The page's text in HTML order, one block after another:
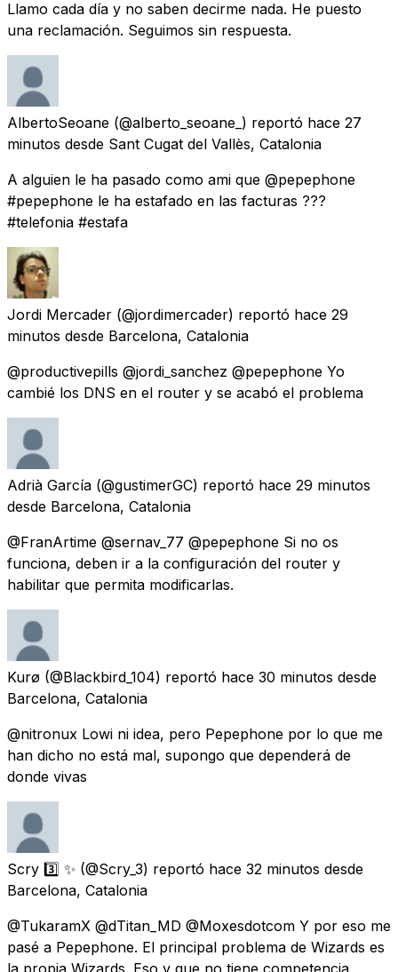
Llamo cada día y no saben decirme nada. He puesto
una reclamación. Seguimos sin respuesta.
AlbertoSeoane (@alberto_seoane_) reportó hace 27
minutos desde Sant Cugat del Vallès, Catalonia
A alguien le ha pasado como ami que @pepephone
#pepephone le ha estafado en las facturas ???
#telefonia #estafa
Jordi Mercader (@jordimercader) reportó hace 29
minutos desde Barcelona, Catalonia
@productivepills @jordi_sanchez @pepephone Yo
cambié los DNS en el router y se acabó el problema
Adrià García (@gustimerGC) reportó hace 29 minutos
desde Barcelona, Catalonia
@FranArtime @sernav_77 @pepephone Si no os
funciona, deben ir a la configuración del router y
habilitar que permita modificarlas.
Kurø (@Blackbird_104) reportó hace 30 minutos desde
Barcelona, Catalonia
@nitronux Lowi ni idea, pero Pepephone por lo que me
han dicho no está mal, supongo que dependerá de
donde vivas
Scry 3️⃣ ✨ (@Scry_3) reportó hace 32 minutos desde
Barcelona, Catalonia
@TukaramX @dTitan_MD @Moxesdotcom Y por eso me
pasé a Pepephone. El principal problema de Wizards es
la propia Wizards. Eso y que no tiene competencia.